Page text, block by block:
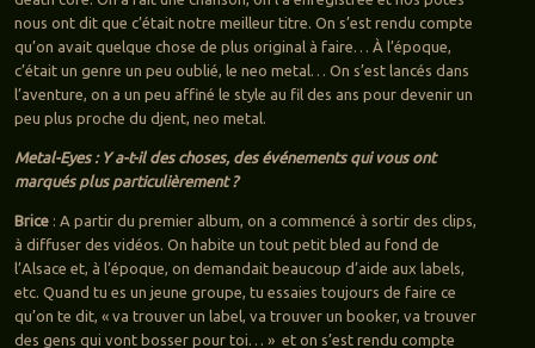
nous ont dit que c’était notre meilleur titre. On s’est rendu compte
qu’on avait quelque chose de plus original à faire… À l’époque,
c’était un genre un peu oublié, le neo metal… On s’est lancés dans
l’aventure, on a un peu affiné le style au fil des ans pour devenir un
peu plus proche du djent, neo metal.
Metal-Eyes : Y a-t-il des choses, des événements qui vous ont
marqués plus particulièrement ?
Brice : A partir du premier album, on a commencé à sortir des clips,
à diffuser des vidéos. On habite un tout petit bled au fond de
l’Alsace et, à l’époque, on demandait beaucoup d’aide aux labels,
etc. Quand tu es un jeune groupe, tu essaies toujours de faire ce
qu’on te dit, « va trouver un label, va trouver un booker, va trouver
des gens qui vont bosser pour toi… » et on s’est rendu compte